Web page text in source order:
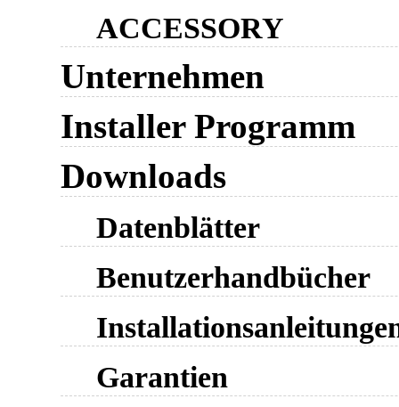
ACCESSORY
Unternehmen
Installer Programm
Downloads
Datenblätter
Benutzerhandbücher
Garantien